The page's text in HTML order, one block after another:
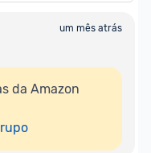
um mês atrás
da Amazon